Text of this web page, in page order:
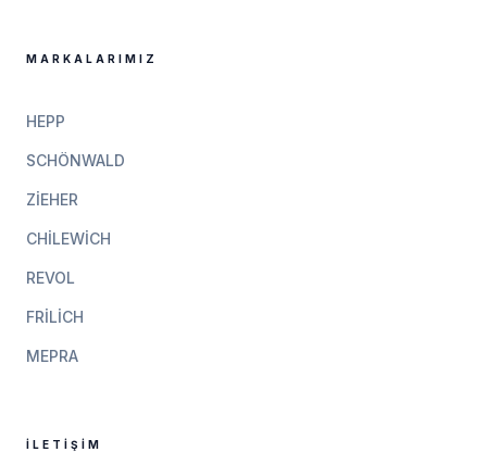
MARKALARIMIZ
HEPP
SCHÖNWALD
ZIEHER
CHILEWICH
REVOL
FRILICH
MEPRA
İLETIŞIM